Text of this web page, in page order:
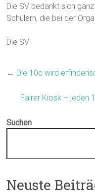
Die SV bedankt sich
Schülern, die bei der
Die SV
← Die 10c wird
Fairer Kiosk – jeden
Suchen
Neuste